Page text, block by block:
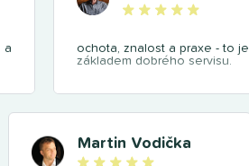
a
ochota, znalost a praxe - to je
základem dobrého servisu.
Martin Vodička